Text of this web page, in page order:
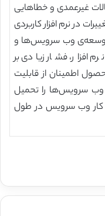
غیرعمدی و خطاهایی
در نرم ‌افزار کاربردی
وب سرویس‌ها و
فشار زیادی بر
اطمینان از قابلیت
وب سرویس‌ها را تحمیل
کار وب سرویس در طول